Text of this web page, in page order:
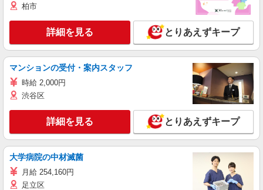
柏市
詳細を見る とりあえずキープ
マンションの受付・案内スタッフ
時給 2,000円
渋谷区
詳細を見る とりあえずキープ
大学病院の中材滅菌
月給 254,160円
足立区